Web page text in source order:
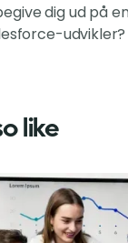
dig ud på
like